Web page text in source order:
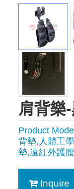
肩背樂
Product
背墊,人體工
墊,遠紅外護
Inquire